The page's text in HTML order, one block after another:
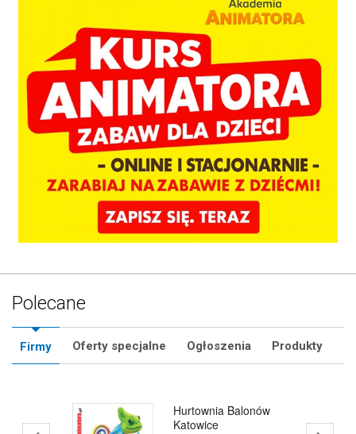
Polecane
Firmy Oferty specjalne Ogłoszenia Produkty
Katalog Animatorów
Zabaw -